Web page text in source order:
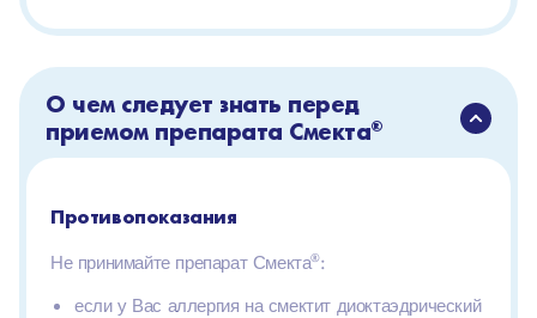
О чем следует знать перед
приемом препарата Смекта®
Противопоказания
Не принимайте препарат Смекта®:
если у Вас аллергия на смектит диоктаэдрический